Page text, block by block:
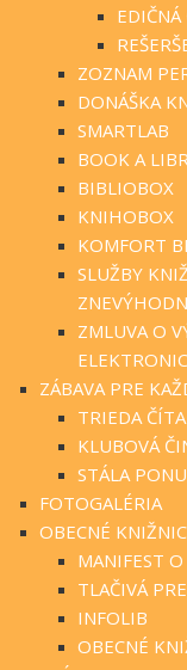
EDIČNÁ
ZOZNAM
DONÁŠKA
SMARTLAB
BOOK A
BIBLIOBOX
KNIHOBOX
KOMFORT
SLUŽBY
ZMLUVA O
ZÁBAVA PRE
TRIEDA
KLUBOVÁ
STÁLA
FOTOGALÉRIA
OBECNÉ
MANIFEST
TLAČIVÁ
INFOLIB
OBECNÉ